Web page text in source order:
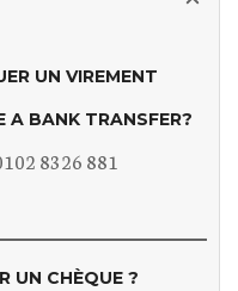
UN VIREMENT
A BANK TRANSFER?
8326 881
UN CHÈQUE ?